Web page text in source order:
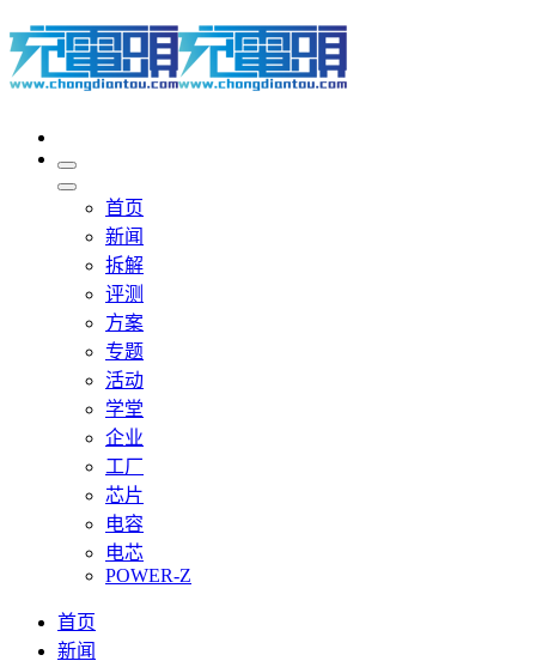
首页
新闻
拆解
评测
方案
专题
活动
学堂
企业
工厂
芯片
电容
电芯
POWER-Z
首页
新闻